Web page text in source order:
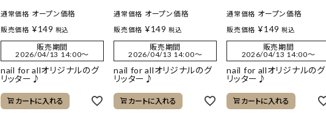
通常価格 オープン価格
販売価格 ¥149 税込
販売期間
2026/04/13 14:00〜
nail for allオリジナルのグ
リッター♪
カートに入れる
通常価格 オープン価格
販売価格 ¥149 税込
販売期間
2026/04/13 14:00〜
nail for allオリジナルのグ
リッター♪
カートに入れる
通常価格 オープン価格
販売価格 ¥149 税込
販売期間
2026/04/13 14:00〜
nail for allオリジナルのグ
リッター♪
カートに入れる